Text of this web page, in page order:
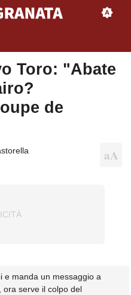
Toro: "Abate
de
e manda un messaggio a
ora serve il colpo del